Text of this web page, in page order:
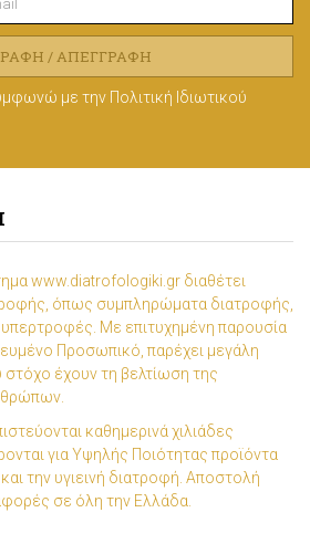
/ ΑΠΕΓΓΡΑΦΉ
με την Πολιτική Ιδιωτικού
www.diatrofologiki.gr διαθέτει
όπως συμπληρώματα διατροφής,
υπερτροφές. Με επιτυχημένη παρουσία
Προσωπικό, παρέχει μεγάλη
στόχο έχουν τη βελτίωση της
καθημερινά χιλιάδες
για Υψηλής Ποιότητας προϊόντα
την υγιεινή διατροφή. Αποστολή
σε όλη την Ελλάδα.